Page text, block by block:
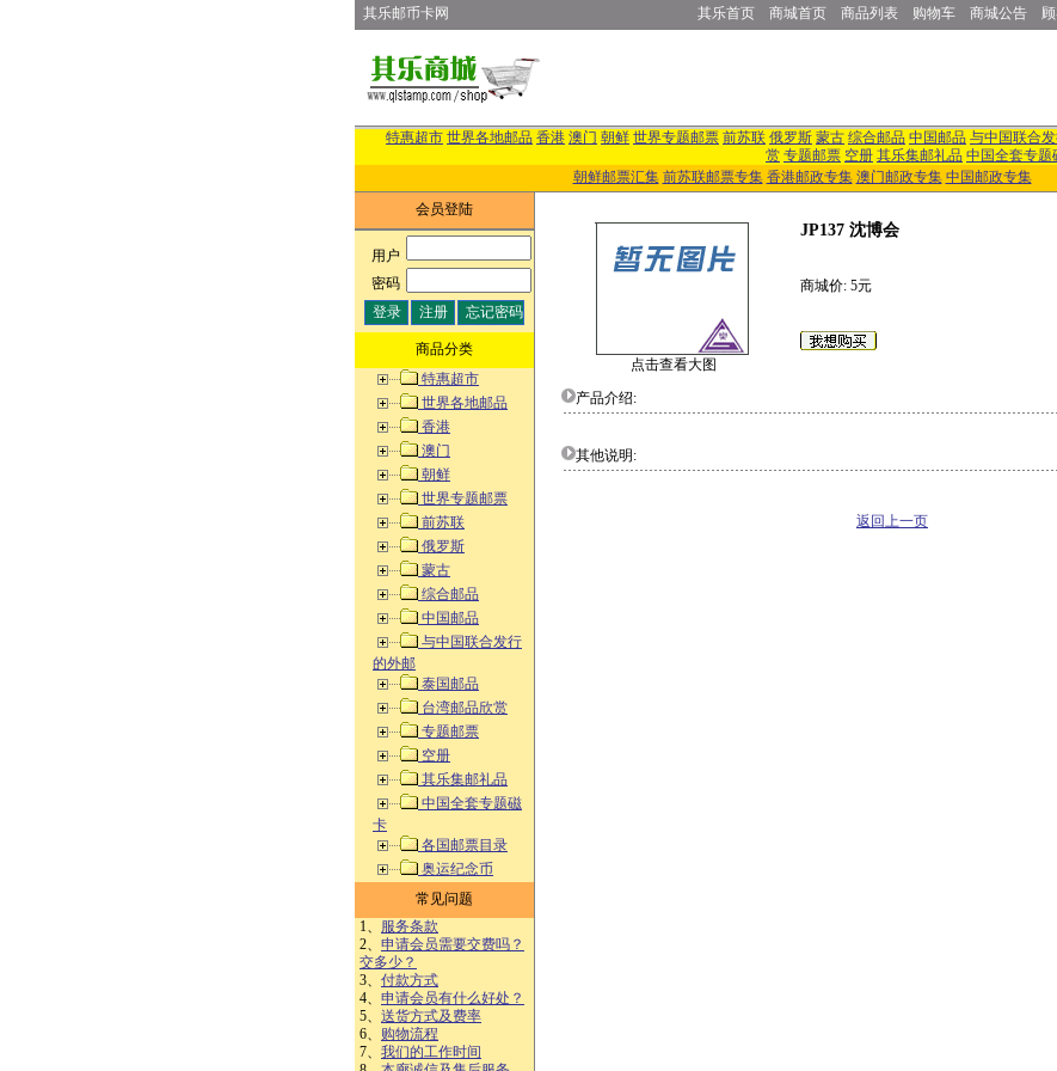
其乐邮币卡网 其乐首页 商城首页 商品列表 购物车 商城公告
特惠超市 世界各地邮品 香港 澳门 朝鲜 世界专题邮票 前苏联 俄罗斯 蒙古 综合邮品 中国邮品 与中国联合
赏 专题邮票 空册 其乐集邮礼品 中国全套专题
朝鲜邮票汇集 前苏联邮票专集 香港邮政专集 澳门邮政专集 中国邮政专集
会员登陆
用户:
密码:
商品分类
特惠超市
世界各地邮品
香港
澳门
朝鲜
世界专题邮票
前苏联
俄罗斯
蒙古
综合邮品
中国邮品
与中国联合发行
的外邮
泰国邮品
台湾邮品欣赏
专题邮票
空册
其乐集邮礼品
中国全套专题磁
卡
各国邮票目录
奥运纪念币
常见问题
1、 服务条款
2、 申请会员需要交费吗？
交多少？
3、 付款方式
4、 申请会员有什么好处？
5、 送货方式及费率
6、 购物流程
7、 我们的工作时间
点击查看大图
JP137 沈博会
商城价: 5元
产品介绍:
其他说明:
返回上一页